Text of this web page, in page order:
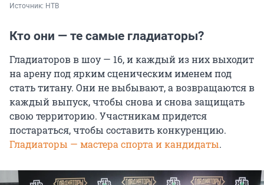
Источник: НТВ
Кто они — те самые гладиаторы?
Гладиаторов в шоу — 16, и каждый из них выходит
на арену под ярким сценическим именем под
стать титану. Они не выбывают, а возвращаются в
каждый выпуск, чтобы снова и снова защищать
свою территорию. Участникам придется
постараться, чтобы составить конкуренцию.
Гладиаторы — мастера спорта и кандидаты.